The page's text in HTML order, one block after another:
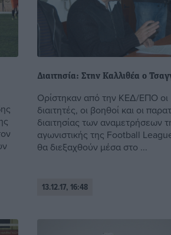
Διαιτησία: Στην Καλλιθέα ο
Ορίστηκαν από την ΚΕΔ/ΕΠΟ οι
διαιτητές, οι βοηθοί και οι
διαιτησίας των αναμετρήσεων
αγωνιστικής της Football
θα διεξαχθούν μέσα στο ...
13.12.17, 16:48